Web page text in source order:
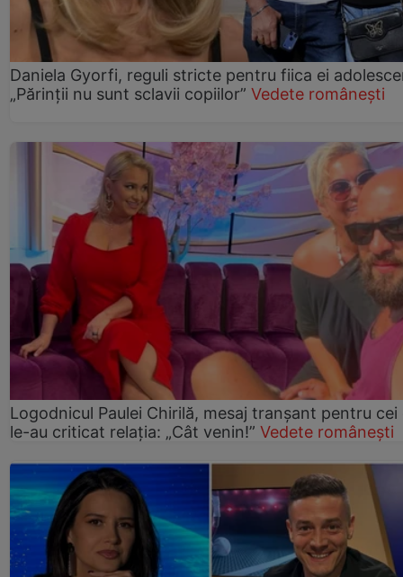
Daniela Gyorfi, reguli stricte pentru fiica ei
„Părinții nu sunt sclavii copiilor” Vedete românești
Logodnicul Paulei Chirilă, mesaj tranșant pentru cei
le-au criticat relația: „Cât venin!” Vedete românești